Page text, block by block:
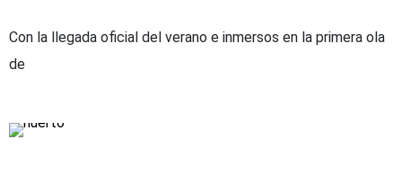
Con la llegada oficial del verano e inmersos en la primera ola
de